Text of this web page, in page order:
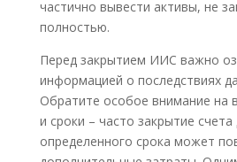
частично вывести активы, не
полностью.
Перед закрытием ИИС важно
информацией о последствиях
Обратите особое внимание
и сроки – часто закрытие
определенного срока может